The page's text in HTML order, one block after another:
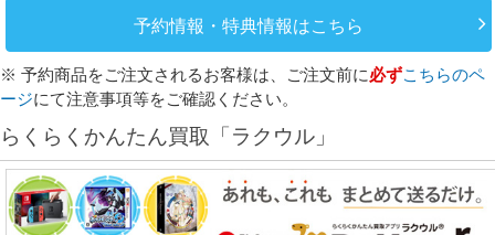
予約情報・特典情報はこちら
※ 予約商品をご注文されるお客様は、ご注文前に必ずこちらのペ
ージにて注意事項等をご確認ください。
らくらくかんたん買取「ラクウル」